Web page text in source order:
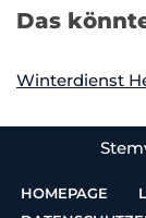
Das
Winterdienst
HOMEPAGE